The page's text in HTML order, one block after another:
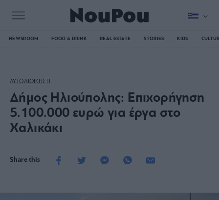
NEWSROOM FOOD & DRINK REAL ESTATE STORIES KIDS
ΑΥΤΟΔΙΟΙΚΗΣΗ
Δήμος Ηλιούπολης: Επιχορήγηση
5.100.000 ευρώ για έργα στο
Χαλικάκι
Share this